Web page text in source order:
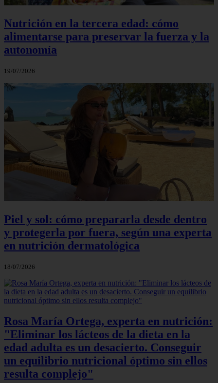
Nutrición en la tercera edad: cómo
alimentarse para preservar la fuerza y la
autonomía
19/07/2026
Piel y sol: cómo prepararla desde dentro
y protegerla por fuera, según una experta
en nutrición dermatológica
18/07/2026
Rosa María Ortega, experta en nutrición:
"Eliminar los lácteos de la dieta en la
edad adulta es un desacierto. Conseguir
un equilibrio nutricional óptimo sin ellos
resulta complejo"